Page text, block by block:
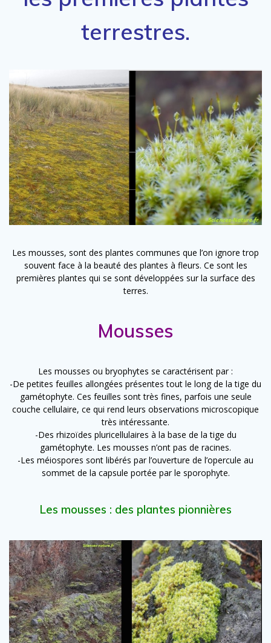
terrestres.
Les mousses, sont des plantes communes que l’on ignore trop
souvent face à la beauté des plantes à fleurs. Ce sont les
premières plantes qui se sont développées sur la surface des
terres.
Mousses
Les mousses ou bryophytes se caractérisent par :
-De petites feuilles allongées présentes tout le long de la tige du
gamétophyte. Ces feuilles sont très fines, parfois une seule
couche cellulaire, ce qui rend leurs observations microscopique
très intéressante.
-Des rhizoïdes pluricellulaires à la base de la tige du
gamétophyte. Les mousses n’ont pas de racines.
-Les méiospores sont libérés par l’ouverture de l’opercule au
sommet de la capsule portée par le sporophyte.
Les mousses : des plantes pionnières